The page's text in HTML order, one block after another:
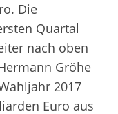
Die
Quartal
nach oben
Gröhe
2017
Euro aus